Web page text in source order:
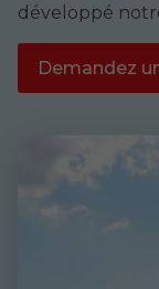
développé
Demandez